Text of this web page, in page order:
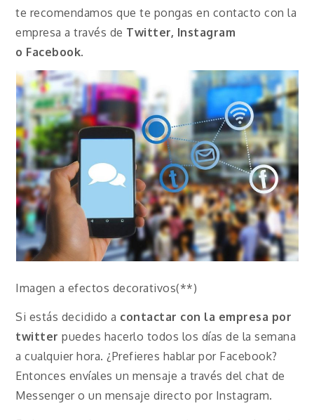
te recomendamos que te pongas en contacto con la
empresa a través de Twitter, Instagram
o Facebook.
Imagen a efectos decorativos(**)
Si estás decidido a contactar con la empresa por
twitter puedes hacerlo todos los días de la semana
a cualquier hora. ¿Prefieres hablar por Facebook?
Entonces envíales un mensaje a través del chat de
Messenger o un mensaje directo por Instagram.